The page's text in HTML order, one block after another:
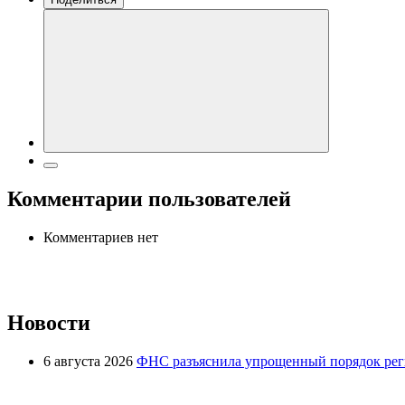
Комментарии пользователей
Комментариев нет
Новости
6 августа 2026 ФНС разъяснила упрощенный порядок